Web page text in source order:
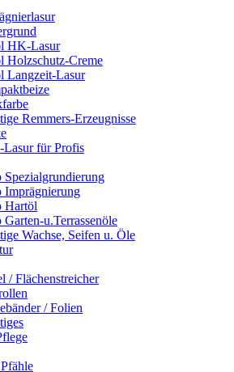
HK-Lasur
Holzschutz-Creme
Langzeit-Lasur
Remmers-Erzeugnisse
für Profis
Spezialgrundierung
Imprägnierung
Hartöl
Garten-u.Terrassenöle
Wachse, Seifen u. Öle
/ Flächenstreicher
/ Folien